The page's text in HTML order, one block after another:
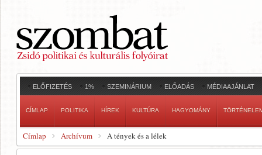
ELŐFIZETÉS 1% SZEMINÁRIUM ELŐADÁS MÉDIAAJÁNLAT
CÍMLAP POLITIKA HÍREK KULTÚRA HAGYOMÁNY
Címlap Archívum A tények és a lélek